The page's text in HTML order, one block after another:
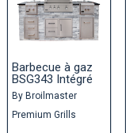
Barbecue à gaz
BSG343 Intégré
By Broilmaster
Premium Grills